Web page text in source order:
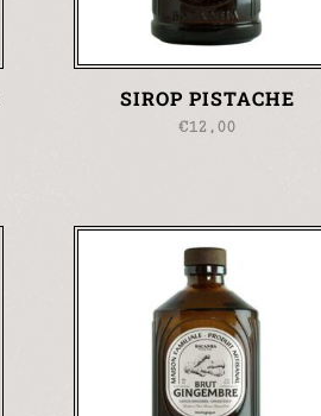
SIROP PISTACHE
€12,00